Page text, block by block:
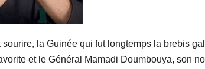
sourire, la Guinée qui fut longtemps la brebis
et le Général Mamadi Doumbouya, son